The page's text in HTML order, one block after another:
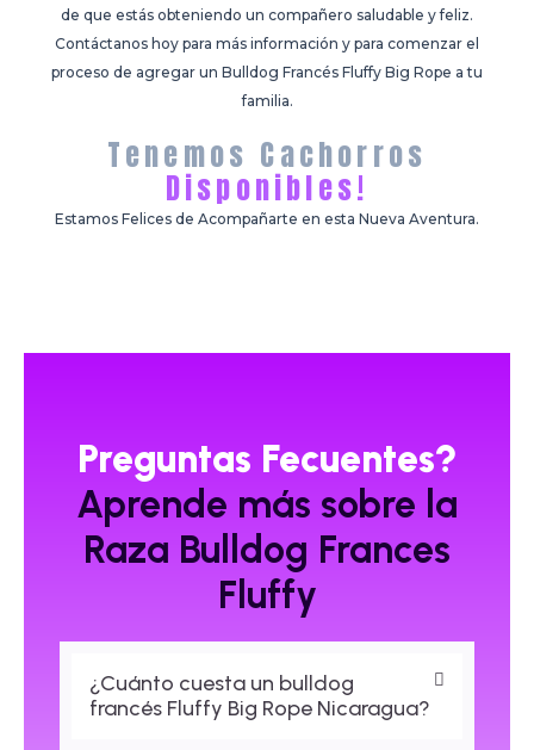
de que estás obteniendo un compañero saludable y feliz.
Contáctanos hoy para más información y para comenzar el
proceso de agregar un Bulldog Francés Fluffy Big Rope a tu
familia.
Tenemos Cachorros
Disponibles!
Estamos Felices de Acompañarte en esta Nueva Aventura.
Preguntas Fecuentes?
Aprende más sobre la
Raza Bulldog Frances
Fluffy
¿Cuánto cuesta un bulldog
francés Fluffy Big Rope Nicaragua?